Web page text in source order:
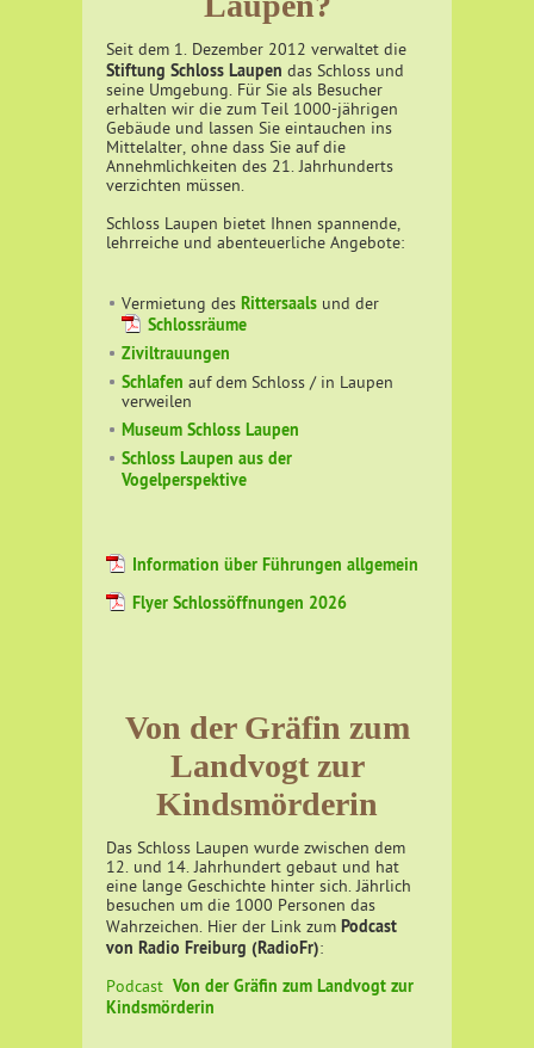
Seit dem 1. Dezember 2012 verwaltet die
Stiftung Schloss Laupen das Schloss und
seine Umgebung. Für Sie als Besucher
erhalten wir die zum Teil 1000-jährigen
Gebäude und lassen Sie eintauchen ins
Mittelalter, ohne dass Sie auf die
Annehmlichkeiten des 21. Jahrhunderts
verzichten müssen.
Schloss Laupen bietet Ihnen spannende,
lehrreiche und abenteuerliche Angebote:
Vermietung des Rittersaals und der
Schlossräume
Ziviltrauungen
Schlafen auf dem Schloss / in Laupen
verweilen
Museum Schloss Laupen
Schloss Laupen aus der
Vogelperspektive
Information über Führungen allgemein
Flyer Schlossöffnungen 2026
Von der Gräfin zum
Landvogt zur
Kindsmörderin
Das Schloss Laupen wurde zwischen dem
12. und 14. Jahrhundert gebaut und hat
eine lange Geschichte hinter sich. Jährlich
besuchen um die 1000 Personen das
Wahrzeichen. Hier der Link zum Podcast
von Radio Freiburg (RadioFr):
Podcast Von der Gräfin zum Landvogt zur
Kindsmörderin